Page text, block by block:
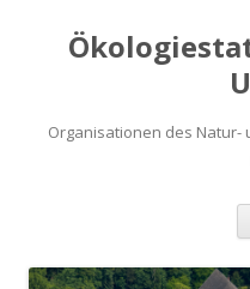
Organisationen des Natur-